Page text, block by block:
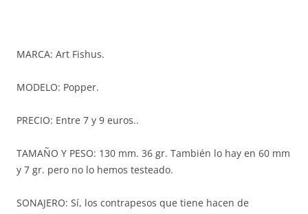
MARCA: Art Fishus.
MODELO: Popper.
PRECIO: Entre 7 y 9 euros..
TAMAÑO Y PESO: 130 mm. 36 gr. También lo hay en 60 mm
y 7 gr. pero no lo hemos testeado.
SONAJERO: Sí, los contrapesos que tiene hacen de